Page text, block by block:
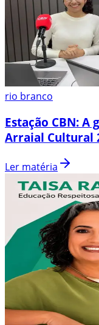
rio branco
Estação CBN: A
Arraial Cultural
Ler matéria